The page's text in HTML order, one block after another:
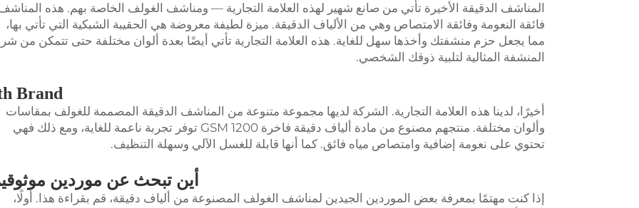
المناشف الدقيقة الأخيرة تأتي من صانع شهير لهذه العلامة التجارية — ومناشف الغولف الخاصة بهم. هذه
فائقة النعومة وفائقة الامتصاص وهي من الألياف الدقيقة. ميزة لطيفة معروضة هي الحقيبة الشبكية التي تأتي بها،
مما يجعل حزم منشفتك وأخذها سهل للغاية. هذه العلامة التجارية تأتي أيضًا بعدة ألوان مختلفة حتى تتمكن من
المنشفة المثالية لتلبية ذوقك الشخصي.
Brand
أخيرًا، لدينا هذه العلامة التجارية. الشركة لديها مجموعة متنوعة من المناشف الدقيقة المصممة للغولف بمقاسات
وألوان مختلفة. منتجهم مصنوع من مادة ألياف دقيقة فاخرة GSM 1200 توفر تجربة ناعمة للغاية، ومع ذلك فهي
تحتوي على نعومة إضافية وامتصاص مياه فائق. كما أنها قابلة للغسل الآلي وسهلة التنظيف.
أين تبحث عن موردين
إذا كنت مهتمًا بمعرفة بعض الموردين الجيدين لمناشف الغولف المصنوعة من ألياف دقيقة، قم بقراءة هذا. أولًا،